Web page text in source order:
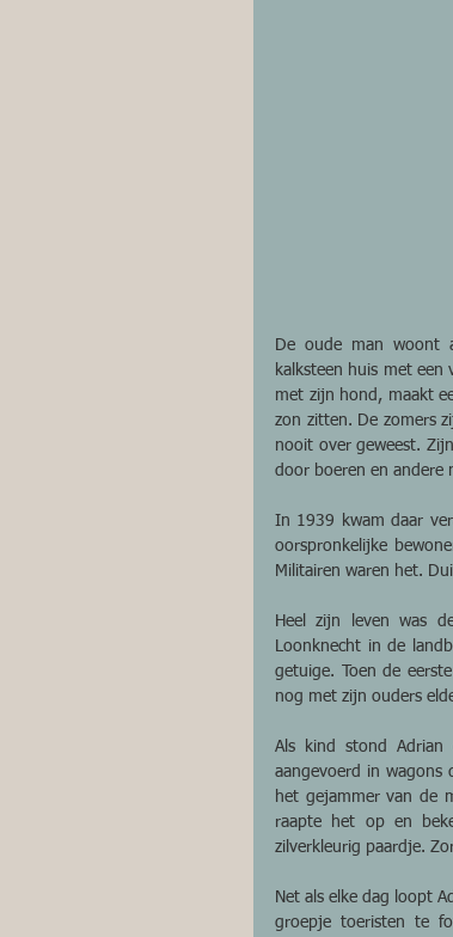
De oude man woont
kalksteen huis met
met zijn hond, maakt
zon zitten. De zomers
nooit over geweest.
door boeren en andere
In 1939 kwam daar
oorspronkelijke
Militairen waren het.
Heel zijn leven was
Loonknecht in de
getuige. Toen de
nog met zijn ouders
Als kind stond Adrian
aangevoerd in wagons
het gejammer van de
raapte het op en
zilverkleurig paardje.
Net als elke dag loopt
groepje toeristen te